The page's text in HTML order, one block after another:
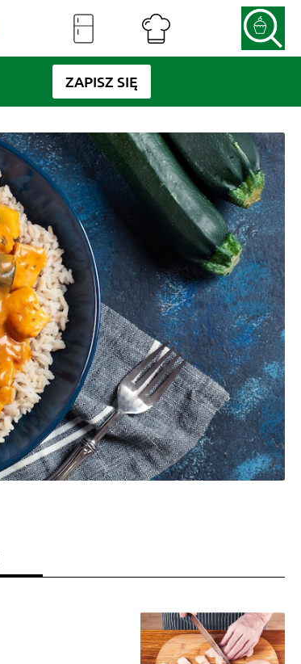
ZAPISZ SIĘ